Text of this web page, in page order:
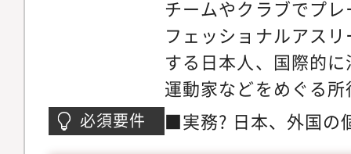
部期限の関係上毎月
業務がありますが、
期の区分はなく自ら
事です。また、基本
ライン会議・電話で
チームやクラブでプ
フェッショナルアス
する日本人、国際的
運動家などをめぐる
を中心に、税務申告
必須要件
■実務? 日本、外国の